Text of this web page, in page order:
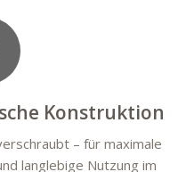
Konstruktion
– für maximale
langlebige Nutzung im